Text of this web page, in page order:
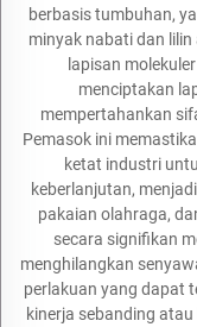
berbasis tumbuhan,
minyak nabati dan
lapisan
menciptakan
mempertahankan
Pemasok ini
ketat industri
keberlanjutan,
pakaian olahraga,
secara signifikan
menghilangkan
perlakuan yang dapat
kinerja sebanding